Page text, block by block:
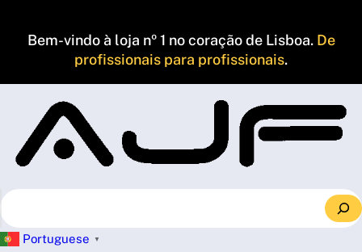
Bem-vindo à loja nº 1 no coração de Lisboa. De
profissionais para profissionais.
S
e
a
Portuguese ▼